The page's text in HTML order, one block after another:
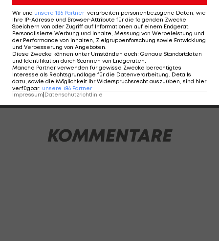
Linzer Derby auf der Kippe? "Hängt
wirtschaftlich viel dran" >>>
Das waren die bisherigen Linzer Derbys:
1 VON 27
KOMMENTARE
Wir und unsere 186 Partner verarbeiten personenbezogene Daten, wie
Ihre IP-Adresse und Browser-Attribute für die folgenden Zwecke:
Speichern von oder Zugriff auf Informationen auf einem Endgerät;
Personalisierte Werbung und Inhalte, Messung von Werbeleistung und
der Performance von Inhalten, Zielgruppenforschung sowie Entwicklung
und Verbesserung von Angeboten
Diese Zwecke können unter Umständen auch: Genaue Standortdaten
und Identifikation durch Scannen von Endgeräten
Manche Partner verwenden für gewisse Zwecke berechtigtes
Interesse als Rechtsgrundlage für die Datenverarbeitung. Details
dazu, sowie die Möglichkeit Ihr Widerspruchsrecht auszuüben, sind hier
verfügbar: unsere 186 Partner
Impressum|Datenschutzrichtlinie